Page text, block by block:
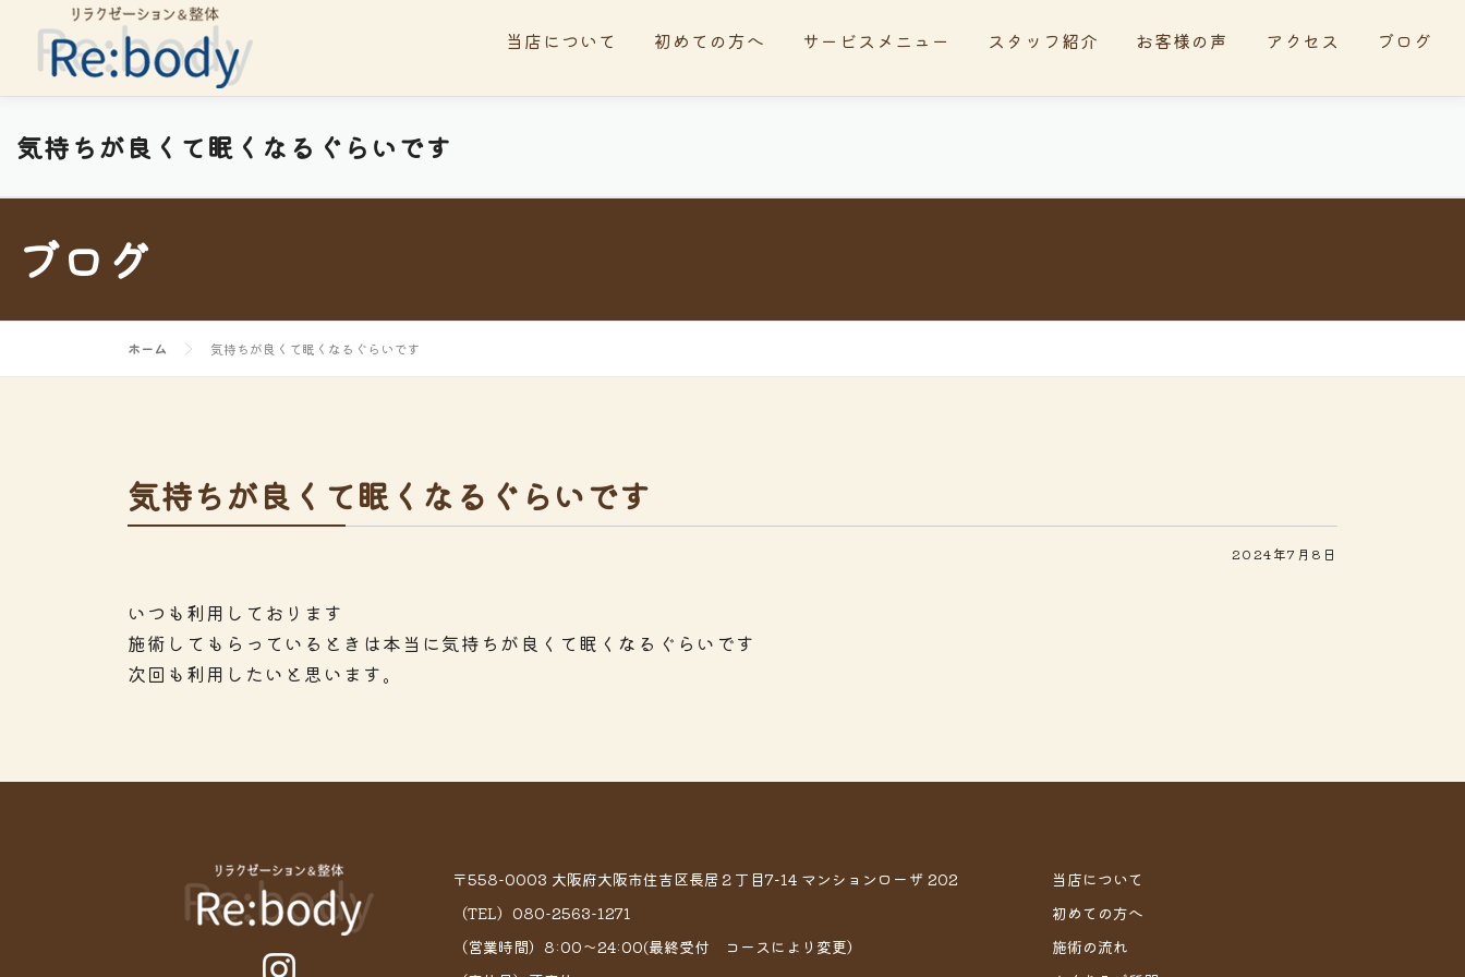
ン
ス
当店について 初めての方へ サービスメニュー スタッフ紹介 お客様の声 アクセス ブログ
気持ちが良くて眠くなるぐらいです
ブログ
ホーム 気持ちが良くて眠くなるぐらいです
気持ちが良くて眠くなるぐらいです
2024年7月8日
いつも利用しております
施術してもらっているときは本当に気持ちが良くて眠くなるぐらいです
次回も利用したいと思います。
〒558-0003 大阪府大阪市住吉区長居２丁目7−14 マンションローザ 202
（TEL）080-2563-1271
（営業時間）8:00～24:00(最終受付 コースにより変更）
当店について
初めての方へ
施術の流れ